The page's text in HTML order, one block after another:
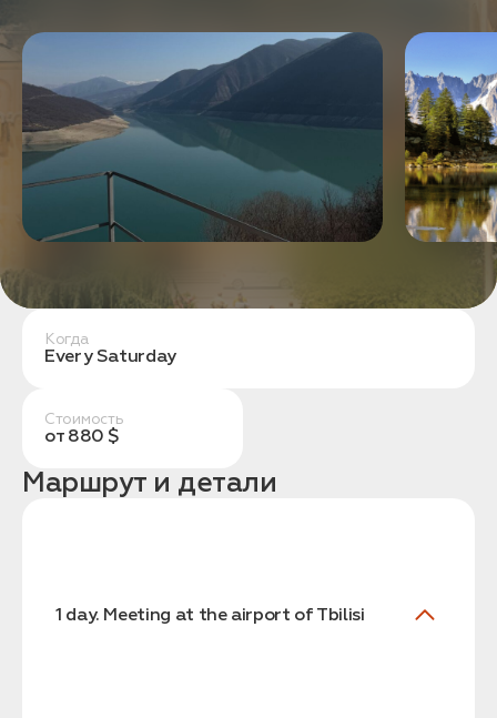
Когда
Every Saturday
Стоимость
от 880 $
Маршрут и детали
1 day. Meeting at the airport of Tbilisi
Оставить заявку
Нажимая на кнопку, вы соглашаетесь с условиями
Политики конфиденциальности
2. Заполните форму